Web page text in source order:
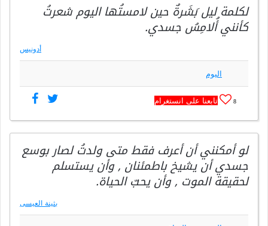
لكلمة ليل بَشَرةٌ حين لامستُها اليوم شعرتُ
كأنني أُلامِسُ جسدي.
أدونيس
اليوم
8 تابعنا على انستغرام
لو أمكنني أن أعرف فقط متى ولدتُ لصار بوسع
جسدي أن يشيخ باطمئنان , وأن يستسلم
لحقيقة الموت , وأن يحبّ الحياة.
بثينة العيسى